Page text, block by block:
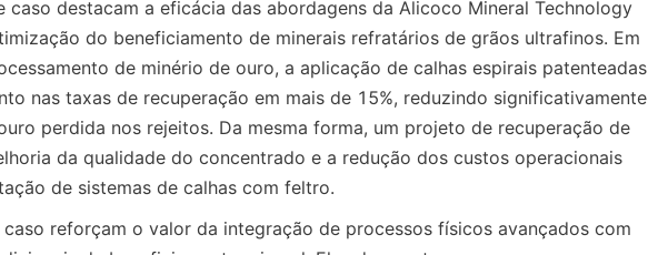
caso destacam a eficácia das abordagens da Alicoco Mineral Technology
do beneficiamento de minerais refratários de grãos ultrafinos. Em
de minério de ouro, a aplicação de calhas espirais patenteadas
nas taxas de recuperação em mais de 15%, reduzindo significativamente
perdida nos rejeitos. Da mesma forma, um projeto de recuperação de
da qualidade do concentrado e a redução dos custos operacionais
de sistemas de calhas com feltro.
caso reforçam o valor da integração de processos físicos avançados com